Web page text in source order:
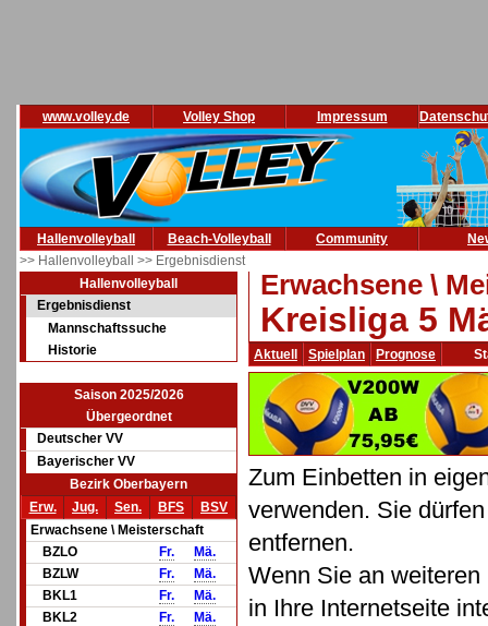
www.volley.de Volley Shop Impressum
Hallenvolleyball Beach-Volleyball Community
>> Hallenvolleyball >> Ergebnisdienst
Hallenvolleyball
Ergebnisdienst
Mannschaftssuche
Historie
Saison 2025/2026
Übergeordnet
Deutscher VV
Bayerischer VV
Bezirk Oberbayern
Erw.
Jug. Sen. BFS
BSV
Erwachsene \ Meisterschaft
BZLO
Fr.
Mä.
BZLW
Fr.
Mä.
BKL1
Fr.
Mä.
BKL2
Fr.
Mä.
Erwachsene \
Kreisliga 5
Aktuell Spielplan Prognose
Zum Einbetten in
verwenden. Sie
entfernen.
Wenn Sie an
in Ihre Internetseite